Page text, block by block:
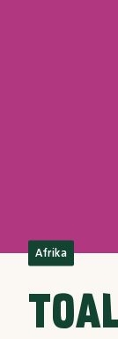
Afrika